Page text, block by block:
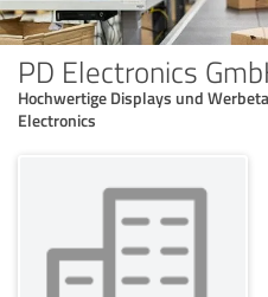
PD Electronics
Hochwertige Displays und
Electronics